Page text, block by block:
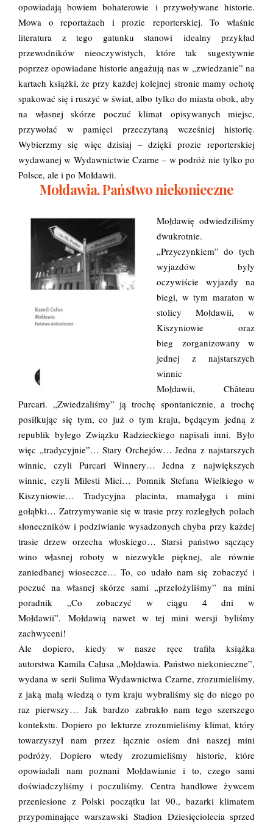
opowiadają bowiem bohaterowie i przywoływane historie.
Mowa o reportażach i prozie reporterskiej. To właśnie
literatura z tego gatunku stanowi idealny przykład
przewodników nieoczywistych, które tak sugestywnie
poprzez opowiadane historie angażują nas w „zwiedzanie” na
kartach książki, że przy każdej kolejnej stronie mamy ochotę
spakować się i ruszyć w świat, albo tylko do miasta obok, aby
na własnej skórze poczuć klimat opisywanych miejsc,
przywołać w pamięci przeczytaną wcześniej historię.
Wybierzmy się więc dzisiaj – dzięki prozie reporterskiej
wydawanej w Wydawnictwie Czarne – w podróż nie tylko po
Polsce, ale i po Mołdawii.
Mołdawia. Państwo niekonieczne
Mołdawię odwiedziliśmy
dwukrotnie.
„Przyczynkiem” do tych
wyjazdów były
oczywiście wyjazdy na
biegi, w tym maraton w
stolicy Mołdawii, w
Kiszyniowie oraz
bieg zorganizowany w
jednej z najstarszych
winnic
Mołdawii, Château
Purcari. „Zwiedzaliśmy” ją trochę spontanicznie, a trochę
posiłkując się tym, co już o tym kraju, będącym jedną z
republik byłego Związku Radzieckiego napisali inni. Było
więc „tradycyjnie”… Stary Orchejów… Jedna z najstarszych
winnic, czyli Purcari Winnery… Jedna z największych
winnic, czyli Milesti Mici… Pomnik Stefana Wielkiego w
Kiszyniowie… Tradycyjna placinta, mamałyga i mini
gołąbki… Zatrzymywanie się w trasie przy rozległych polach
słoneczników i podziwianie wysadzonych chyba przy każdej
trasie drzew orzecha włoskiego… Starsi państwo sączący
wino własnej roboty w niezwykle pięknej, ale równie
zaniedbanej wioseczce… To, co udało nam się zobaczyć i
poczuć na własnej skórze sami „przełożyliśmy” na mini
poradnik „Co zobaczyć w ciągu 4 dni w
Mołdawii”. Mołdawią nawet w tej mini wersji byliśmy
zachwyceni!
Ale dopiero, kiedy w nasze ręce trafiła książka
autorstwa Kamila Całusa „Mołdawia. Państwo niekonieczne”,
wydana w serii Sulima Wydawnictwa Czarne, zrozumieliśmy,
z jaką małą wiedzą o tym kraju wybraliśmy się do niego po
raz pierwszy… Jak bardzo zabrakło nam tego szerszego
kontekstu. Dopiero po lekturze zrozumieliśmy klimat, który
towarzyszył nam przez łącznie osiem dni naszej mini
podróży. Dopiero wtedy zrozumieliśmy historie, które
opowiadali nam poznani Mołdawianie i to, czego sami
doświadczyliśmy i poczuliśmy. Centra handlowe żywcem
przeniesione z Polski początku lat 90., bazarki klimatem
przypominające warszawski Stadion Dziesięciolecia sprzed